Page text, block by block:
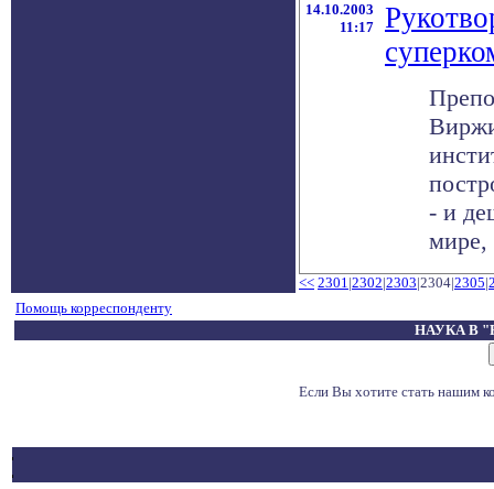
14.10.2003
11:17
- и
мире,
<< 2301|2302|2303|2304|2305|
Помощь корреспонденту
НАУКА В
Если Вы хотите стать нашим